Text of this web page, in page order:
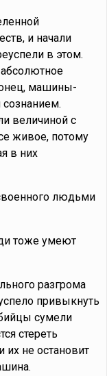
и начали
в этом.
машины-
величиной с
живое, потому
в них
людьми
тоже умеют
разгрома
привыкнуть
сумели
стереть
их не остановит